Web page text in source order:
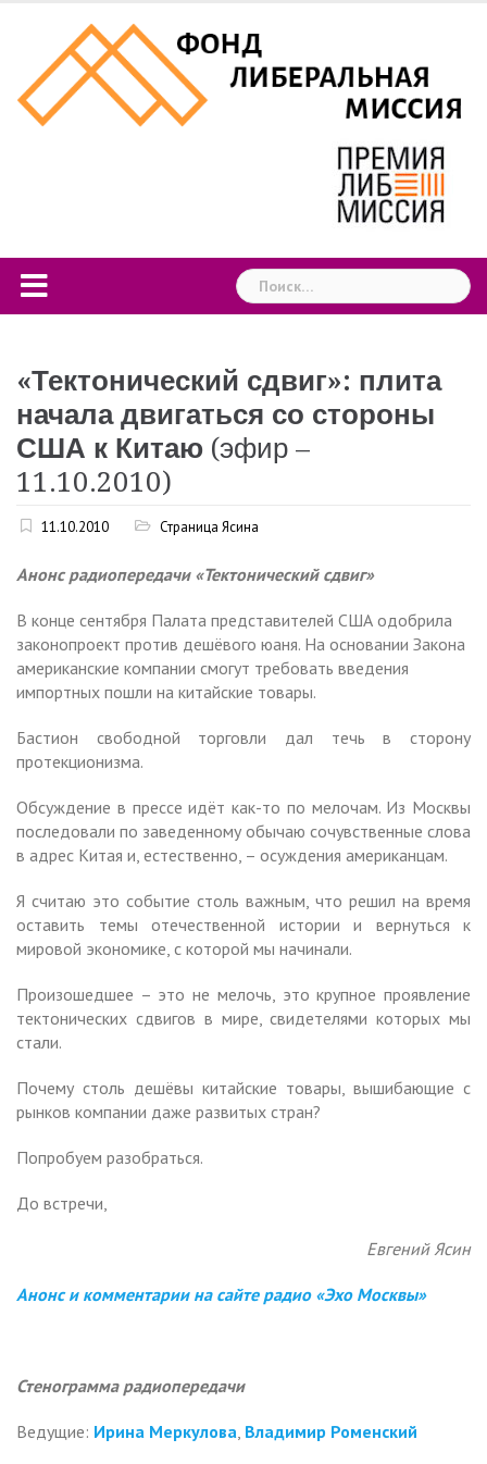
content
Найти:
«Тектонический сдвиг»: плита
начала двигаться со стороны
США к Китаю (эфир –
11.10.2010)
11.10.2010 Страница Ясина
Анонс радиопередачи «Тектонический сдвиг»
В конце сентября Палата представителей США одобрила
законопроект против дешёвого юаня. На основании Закона
американские компании смогут требовать введения
импортных пошли на китайские товары.
Бастион свободной торговли дал течь в сторону
протекционизма.
Обсуждение в прессе идёт как-то по мелочам. Из Москвы
последовали по заведенному обычаю сочувственные слова
в адрес Китая и, естественно, – осуждения американцам.
Я считаю это событие столь важным, что решил на время
оставить темы отечественной истории и вернуться к
мировой экономике, с которой мы начинали.
Произошедшее – это не мелочь, это крупное проявление
тектонических сдвигов в мире, свидетелями которых мы
стали.
Почему столь дешёвы китайские товары, вышибающие с
рынков компании даже развитых стран?
Попробуем разобраться.
До встречи,
Евгений Ясин
Анонс и комментарии на сайте радио «Эхо Москвы»
Стенограмма радиопередачи
Ведущие: Ирина Меркулова Владимир Роменский